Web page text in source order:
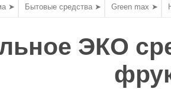
➤ Бытовые средства ➤ Green max ➤
ЭКО